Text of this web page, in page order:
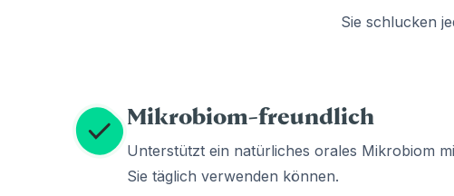
Sie schlucken
Mikrobiom-freundlich
Unterstützt ein natürliches orales Mikrobiom
Sie täglich verwenden können.